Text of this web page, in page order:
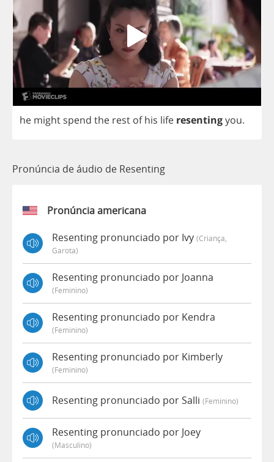
he might spend the rest of his life resentingyou.
Pronúncia de áudio de Resenting
Pronúncia americana
Resenting pronunciado por Ivy (criança,
Garota)
Resenting pronunciado por Joanna
(feminino)
Resenting pronunciado por Kendra
(feminino)
Resenting pronunciado por Kimberly
(feminino)
Resenting pronunciado por Salli (feminino)
Resenting pronunciado por Joey
(masculino)